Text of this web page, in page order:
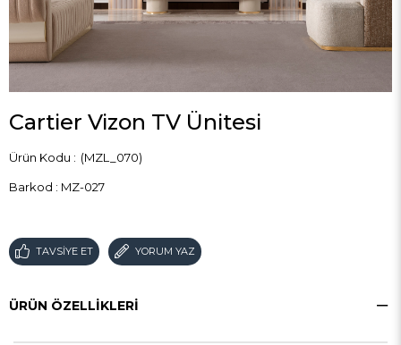
Cartier Vizon TV Ünitesi
(MZL_070)
Barkod : MZ-027
TAVSIYE ET YORUM YAZ
ÜRÜN ÖZELLIKLERI